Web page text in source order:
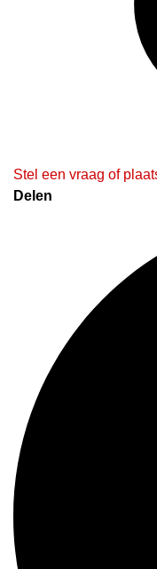
Stel een vraag of
Delen